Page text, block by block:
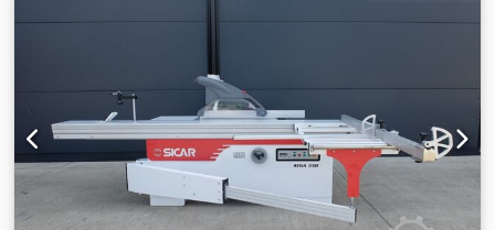
de la hoja de sierra principal y del incisor alcanza los 45°
Regla adicional para cortes angulares Dispositivo de
sujeción de la pieza Extracción superior también para
cortes a 45 Tensión 380 V, 50 Hz. Marcado CE 720 kg
Credotw D Tbspfx Aprof Especificaciones técnicas sujetas a